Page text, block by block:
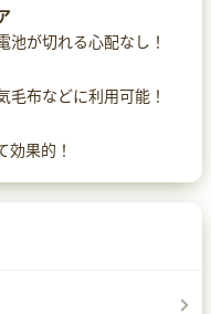
池が切れる心配なし！
毛布などに利用可能！
効果的！